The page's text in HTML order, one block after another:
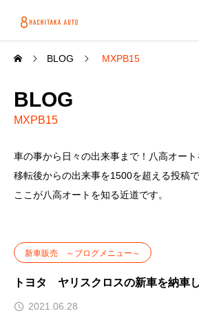
BLOG MXPB15
BLOG
MXPB15
車の事から日々の出来事まで！八高オート
移転後からの出来事を1500を超える投稿
ここが八高オートを知る近道です。
新車販売 ～ブログメニュー～
トヨタ ヤリスクロスの新車を納車
2021.06.28